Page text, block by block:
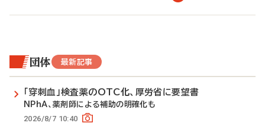
団体 最新記事
「穿刺血」検査薬のOTC化、厚労省に要望書
NPhA、薬剤師による補助の明確化も
2026/8/7 10:40